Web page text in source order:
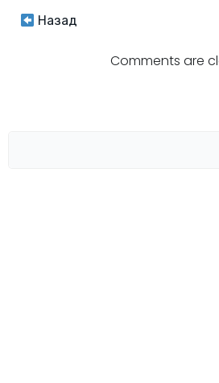
Навигация
Назад
по
Comments are